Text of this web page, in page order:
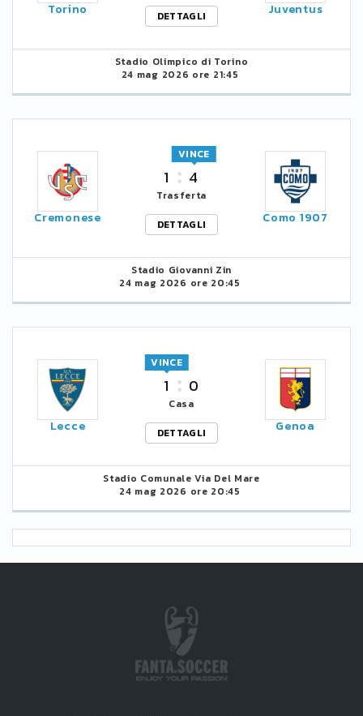
Torino
DETTAGLI
Juventus
Stadio Olimpico di Torino
24 mag 2026 ore 21:45
Cremonese
1 4
VINCE
Trasferta
DETTAGLI
Como 1907
Stadio Giovanni Zin
24 mag 2026 ore 20:45
Lecce
1
VINCE
0
Casa
DETTAGLI
Genoa
Stadio Comunale Via Del Mare
24 mag 2026 ore 20:45